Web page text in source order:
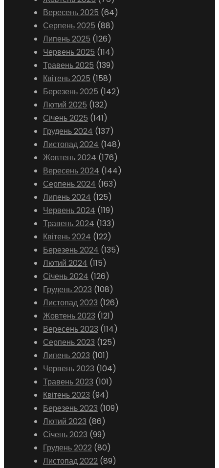
Вересень 2025 (64)
Серпень 2025 (88)
Липень 2025 (126)
Червень 2025 (114)
Травень 2025 (139)
Квітень 2025 (158)
Березень 2025 (142)
Лютий 2025 (132)
Січень 2025 (141)
Грудень 2024 (137)
Листопад 2024 (148)
Жовтень 2024 (176)
Вересень 2024 (144)
Серпень 2024 (163)
Липень 2024 (125)
Червень 2024 (119)
Травень 2024 (133)
Квітень 2024 (122)
Березень 2024 (135)
Лютий 2024 (115)
Січень 2024 (126)
Грудень 2023 (108)
Листопад 2023 (126)
Жовтень 2023 (121)
Вересень 2023 (114)
Серпень 2023 (125)
Липень 2023 (101)
Червень 2023 (104)
Травень 2023 (101)
Квітень 2023 (94)
Березень 2023 (109)
Лютий 2023 (86)
Січень 2023 (99)
Грудень 2022 (80)
Листопад 2022 (89)